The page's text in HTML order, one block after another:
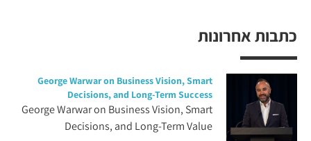
כתבות אחרונות
George Warwar on Business Vision, Smart
Decisions, and Long-Term Success
George Warwar on Business Vision, Smart
Decisions, and Long-Term Value